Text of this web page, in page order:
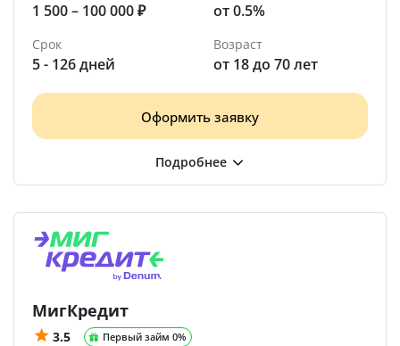
1 500 – 100 000 ₽ от 0.5%
Срок
5 - 126 дней
Возраст
от 18 до 70 лет
Оформить заявку
МигКредит
3.5 Первый займ 0%